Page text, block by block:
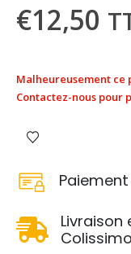
€12,50
Malheureusement
Contactez-nous pour
Livraison